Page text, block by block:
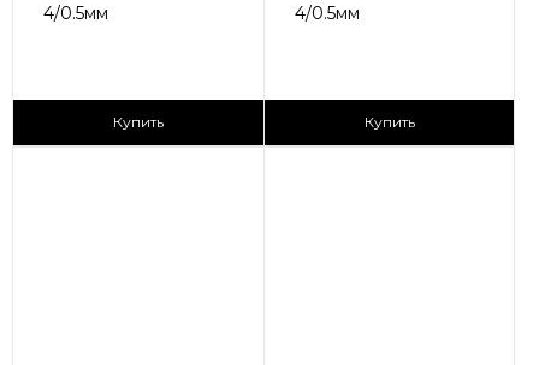
4/0.5мм
2
Купить
4/0.5мм
2
Купить